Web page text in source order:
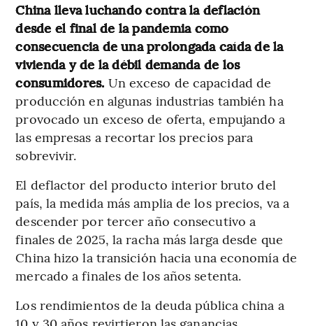
China lleva luchando contra la deflación
desde el final de la pandemia como
consecuencia de una prolongada caída de la
vivienda y de la débil demanda de los
consumidores. Un exceso de capacidad de
producción en algunas industrias también ha
provocado un exceso de oferta, empujando a
las empresas a recortar los precios para
sobrevivir.
El deflactor del producto interior bruto del
país, la medida más amplia de los precios, va a
descender por tercer año consecutivo a
finales de 2025, la racha más larga desde que
China hizo la transición hacia una economía de
mercado a finales de los años setenta.
Los rendimientos de la deuda pública china a